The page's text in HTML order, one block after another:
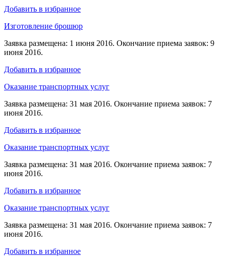
Добавить в избранное
Изготовление брошюр
Заявка размещена: 1 июня 2016. Окончание приема заявок: 9
июня 2016.
Добавить в избранное
Оказание транспортных услуг
Заявка размещена: 31 мая 2016. Окончание приема заявок: 7
июня 2016.
Добавить в избранное
Оказание транспортных услуг
Заявка размещена: 31 мая 2016. Окончание приема заявок: 7
июня 2016.
Добавить в избранное
Оказание транспортных услуг
Заявка размещена: 31 мая 2016. Окончание приема заявок: 7
июня 2016.
Добавить в избранное